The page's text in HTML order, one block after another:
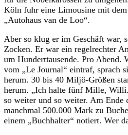
Köln fuhr eine Limousine mit
„Autohaus van de Loo“.
Aber so klug er im Geschäft war,
Zocken. Er war ein regelrechter
um Hunderttausende. Pro Abend.
vom „Le Journal“ eintraf, sprach
herum. 30 bis 40 Miljö-Größen
herum. „Ich halte fünf Mille,
so weiter und so weiter. Am Ende
manchmal 500.000 Mark zu
einem „Buchhalter“ notiert. Wer